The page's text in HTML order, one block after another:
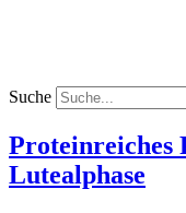
Suche
Proteinreiches
Lutealphase